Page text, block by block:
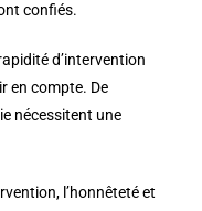
confiés.
d’intervention
en compte. De
nécessitent une
l’honnêteté et